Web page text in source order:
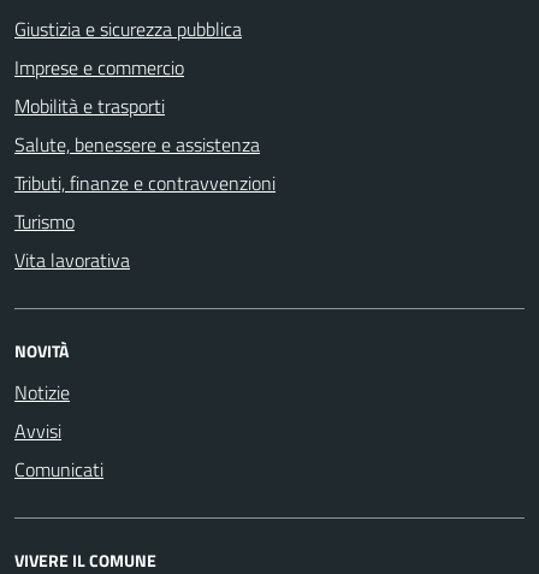
Giustizia e sicurezza pubblica
Imprese e commercio
Mobilità e trasporti
Salute, benessere e assistenza
Tributi, finanze e contravvenzioni
Turismo
Vita lavorativa
NOVITÀ
Notizie
Avvisi
Comunicati
VIVERE IL COMUNE